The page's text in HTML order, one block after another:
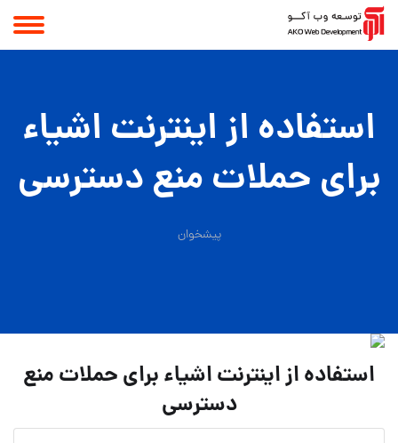
استفاده از اینترنت اشیاء
برای حملات منع دسترسی
پیشخوان
استفاده از اینترنت اشیاء برای حملات منع
دسترسی